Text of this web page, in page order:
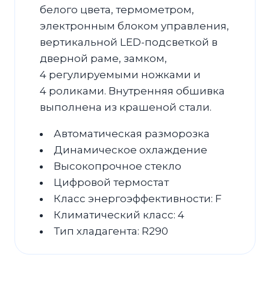
белого цвета, термометром,
электронным блоком управления,
вертикальной LED-подсветкой в
дверной раме, замком,
4 регулируемыми ножками и
4 роликами. Внутренняя обшивка
выполнена из крашеной стали.
Автоматическая разморозка
Динамическое охлаждение
Высокопрочное стекло
Цифровой термостат
Класс энергоэффективности: F
Климатический класс: 4
Тип хладагента: R290